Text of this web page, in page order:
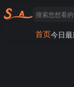
首页今日